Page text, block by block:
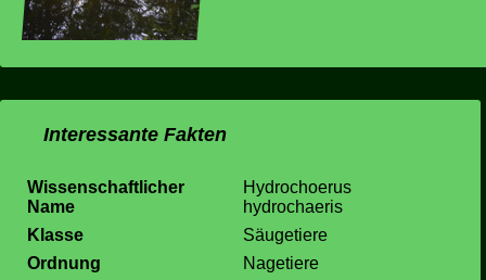
Interessante Fakten
Wissenschaftlicher
Name
Hydrochoerus
hydrochaeris
Klasse
Säugetiere
Ordnung
Nagetiere